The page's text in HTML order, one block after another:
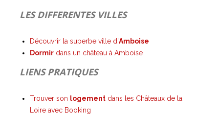
LES DIFFERENTES VILLES
Découvrir la superbe ville d’Amboise
Dormir dans un château à Amboise
LIENS PRATIQUES
Trouver son logement dans les Châteaux de la
Loire avec Booking